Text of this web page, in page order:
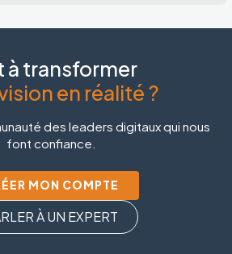
à transformer
en réalité ?
des leaders digitaux qui nous
font confiance.
MON COMPTE
À UN EXPERT